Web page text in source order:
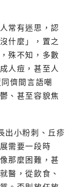
常有迷思，認
什麼」，置之
殊不知，多數
人痘，甚至人
儕間言語嘲
、甚至容貌焦
出小粉刺、丘疹
需要一段時
那麼困難，甚
醫，從飲食、